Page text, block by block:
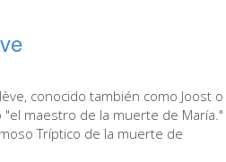
conocido también como Joost o
maestro de la muerte de María."
Tríptico de la muerte de